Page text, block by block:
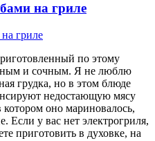
на гриле
по этому
и сочным. Я не люблю
грудка, но в этом блюде
недостающую мясу
оно мариновалось,
Если у вас нет электрогриля,
приготовить в духовке, на